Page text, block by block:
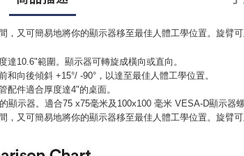
，又可簡易地將你的顯示器移至最佳人體工學位置。旋臂可
達10.6"範圍。顯示器可轉旋成橫向或直向。
和向後傾斜 +15°/ -90° ，以達至最佳人體工學位置。
配件適合厚度達4"的桌面。
顯示器。適合75 x75毫米及 100x100 毫米 VESA-D顯示器
，又可簡易地將你的顯示器移至最佳人體工學位置。旋臂可